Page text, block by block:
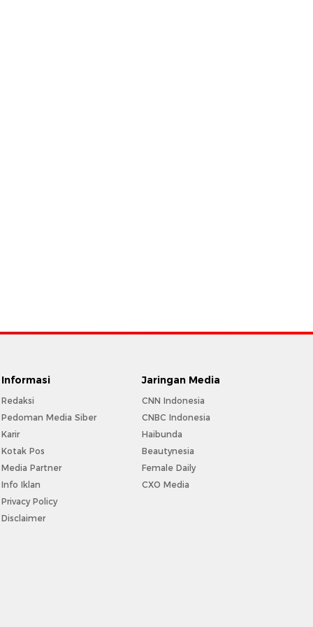
Informasi
Redaksi
Pedoman Media Siber
Karir
Kotak Pos
Media Partner
Info Iklan
Privacy Policy
Disclaimer
Jaringan Media
CNN Indonesia
CNBC Indonesia
Haibunda
Beautynesia
Female Daily
CXO Media